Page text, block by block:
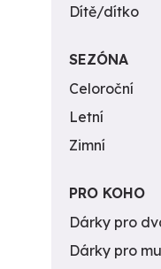
Dítě/dítko
SEZÓNA
Celoroční
Letní
Zimní
PRO KOHO
Dárky pro
Dárky pro